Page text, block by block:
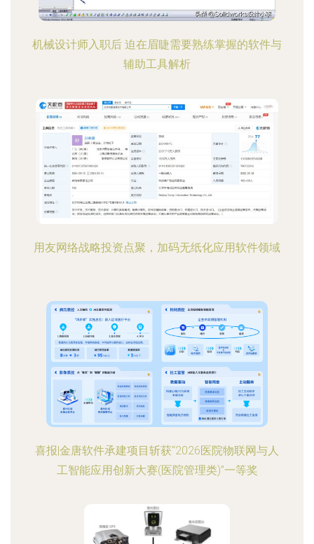
机械设计师入职后 迫在眉睫需要熟练掌握的软件与
辅助工具解析
用友网络战略投资点聚，加码无纸化应用软件领域
喜报|金唐软件承建项目斩获“2026医院物联网与人
工智能应用创新大赛(医院管理类)”一等奖